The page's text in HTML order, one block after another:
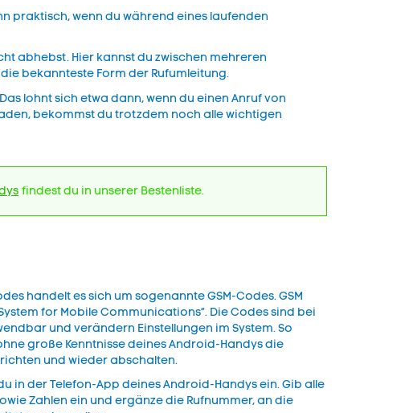
praktisch, wenn du während eines laufenden
abhebst. Hier kannst du zwischen mehreren
bekannteste Form der Rufumleitung.
lohnt sich etwa dann, wenn du einen Anruf von
bekommst du trotzdem noch alle wichtigen
findest du in unserer Bestenliste.
handelt es sich um sogenannte GSM-Codes. GSM
for Mobile Communications“. Die Codes sind bei
und verändern Einstellungen im System. So
große Kenntnisse deines Android-Handys die
und wieder abschalten.
in der Telefon-App deines Android-Handys ein. Gib alle
Zahlen ein und ergänze die Rufnummer, an die